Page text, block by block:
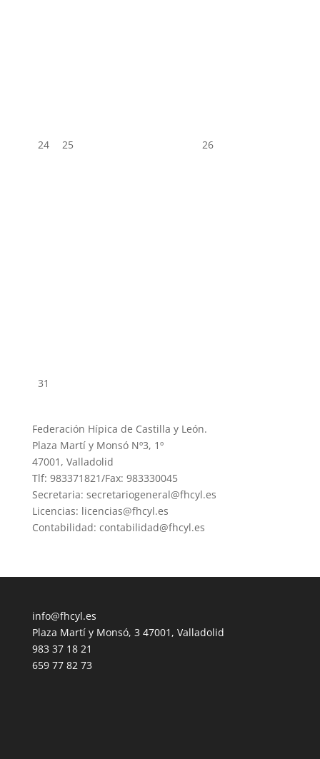
24 25 26
31
Federación Hípica de Castilla y León.
Plaza Martí y Monsó Nº3, 1º
47001, Valladolid
Tlf: 983371821/Fax: 983330045
Secretaria: secretariogeneral@fhcyl.es
Licencias: licencias@fhcyl.es
Contabilidad: contabilidad@fhcyl.es
info@fhcyl.es
Plaza Martí y Monsó, 3 47001, Valladolid
983 37 18 21
659 77 82 73